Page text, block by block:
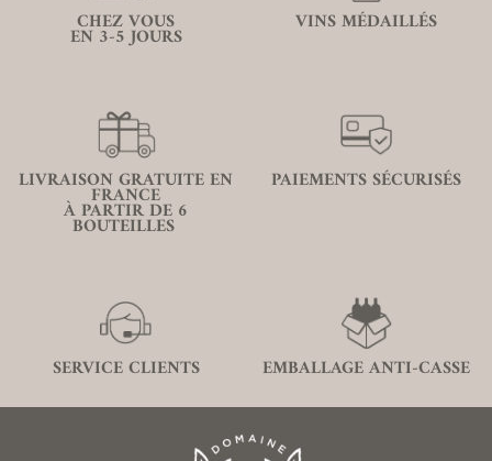
CHEZ VOUS
EN 3-5 JOURS VINS MÉDAILLÉS
LIVRAISON GRATUITE EN
FRANCE
À PARTIR DE 6
BOUTEILLES
PAIEMENTS SÉCURISÉS
SERVICE CLIENTS EMBALLAGE ANTI-CASSE